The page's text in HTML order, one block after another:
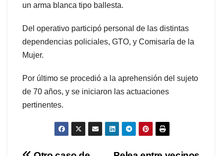
un arma blanca tipo ballesta.
Del operativo participó personal de las distintas
dependencias policiales, GTO, y Comisaría de la
Mujer.
Por último se procedió a la aprehensión del sujeto
de 70 años, y se iniciaron las actuaciones
pertinentes.